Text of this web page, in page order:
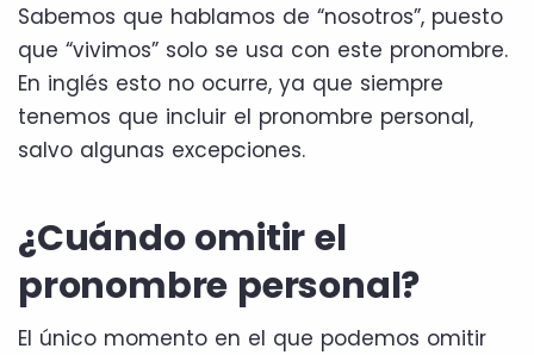
Sabemos que hablamos de “nosotros”, puesto
que “vivimos” solo se usa con este pronombre.
En inglés esto no ocurre, ya que siempre
tenemos que incluir el pronombre personal,
salvo algunas excepciones.
¿Cuándo omitir el
pronombre personal?
El único momento en el que podemos omitir